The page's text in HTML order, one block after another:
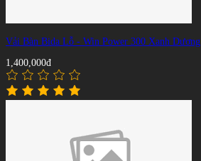
Vải Bàn Bida Lỗ - Win Power 300 Xanh Dương
1,400,000đ